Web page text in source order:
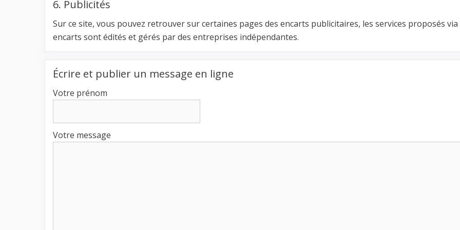
6. Publicités
Sur ce site, vous pouvez retrouver sur certaines pages des encarts publicitaires, les services proposés via
encarts sont édités et gérés par des entreprises indépendantes.
Écrire et publier un message en ligne
Votre prénom
Votre message